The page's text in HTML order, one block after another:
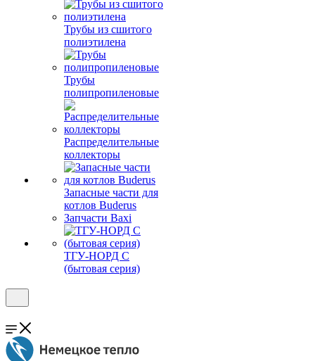
Трубы из сшитого
полиэтилена
Трубы
полипропиленовые
Распределительные
коллекторы
Запасные части для
котлов Buderus
Запчасти Baxi
ТГУ-НОРД С
(бытовая серия)